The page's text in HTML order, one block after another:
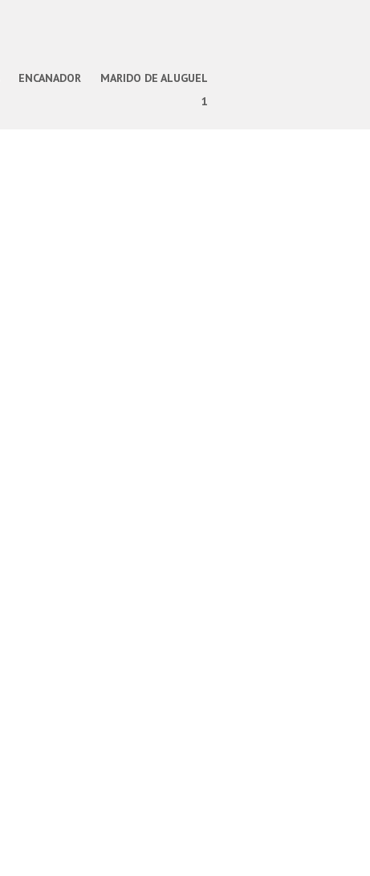
ENCANADOR
MARIDO DE ALUGUEL
1